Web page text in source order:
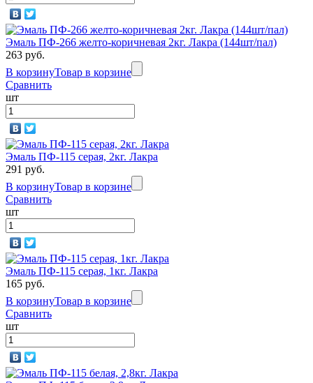
Эмаль ПФ-266 желто-коричневая 2кг. Лакра (144шт/пал)
263 руб.
В корзинуТовар в корзине
Сравнить
шт
Эмаль ПФ-115 серая, 2кг. Лакра
291 руб.
В корзинуТовар в корзине
Сравнить
шт
Эмаль ПФ-115 серая, 1кг. Лакра
165 руб.
В корзинуТовар в корзине
Сравнить
шт